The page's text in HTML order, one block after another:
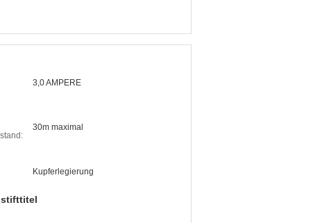
3,0 AMPERE
30m maximal
Kupferlegierung